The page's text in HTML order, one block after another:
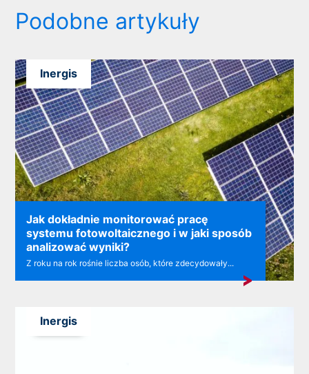
Podobne artykuły
Jak dokładnie monitorować pracę
systemu fotowoltaicznego i w jaki sposób
analizować wyniki?
Z roku na rok rośnie liczba osób, które zdecydowały...
Inergis
Inergis